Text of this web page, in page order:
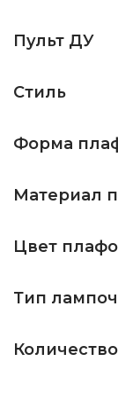
Пульт ДУ
Стиль
Форма
Материал
Цвет
Тип